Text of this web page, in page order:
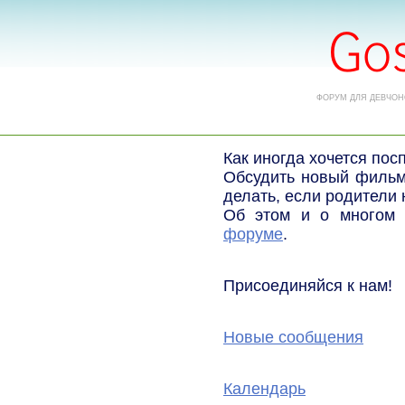
ФОРУМ ДЛЯ
Как иногда хочется
Обсудить новый
делать, если родители
Об этом и о многом
форуме.
Присоединяйся к нам!
Новые сообщения
Календарь